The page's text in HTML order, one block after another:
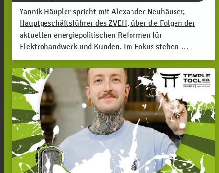
Yannik Häupler spricht mit Alexander Neuhäuser,
Hauptgeschäftsführer des ZVEH, über die Folgen der
aktuellen energiepolitischen Reformen für
Elektrohandwerk und Kunden. Im Fokus stehen …